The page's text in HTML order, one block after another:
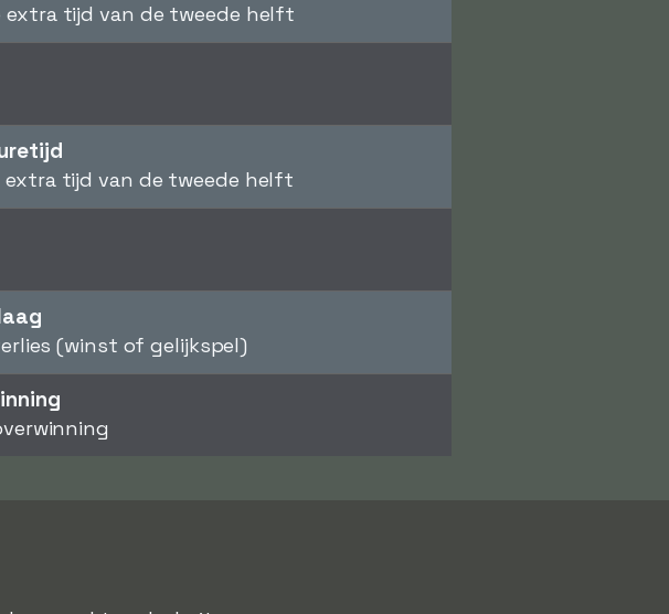
tijd van de tweede helft
tijd van de tweede helft
(winst of gelijkspel)